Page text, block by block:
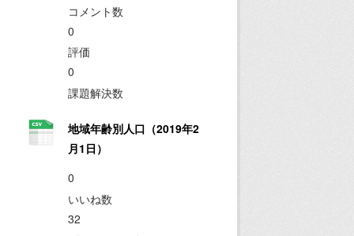
コメント数
0
評価
0
課題解決数
地域年齢別人口（2019年2
月1日）
0
いいね数
32